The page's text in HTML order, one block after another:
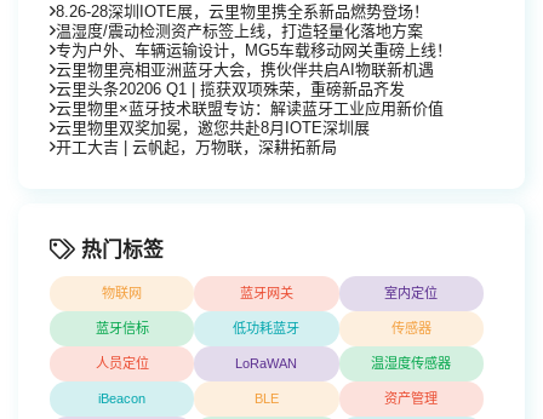
8.26-28深圳IOTE展，云里物里携全系新品燃势登场！
温湿度/震动检测资产标签上线，打造轻量化落地方案
专为户外、车辆运输设计，MG5车载移动网关重磅上线！
云里物里亮相亚洲蓝牙大会，携伙伴共启AI物联新机遇
云里头条20206 Q1 | 揽获双项殊荣，重磅新品齐发
云里物里×蓝牙技术联盟专访：解读蓝牙工业应用新价值
云里物里双奖加冕，邀您共赴8月IOTE深圳展
开工大吉 | 云帆起，万物联，深耕拓新局
热门标签
物联网 蓝牙网关 室内定位
蓝牙信标 低功耗蓝牙 传感器
人员定位 LoRaWAN 温湿度传感器
iBeacon BLE 资产管理